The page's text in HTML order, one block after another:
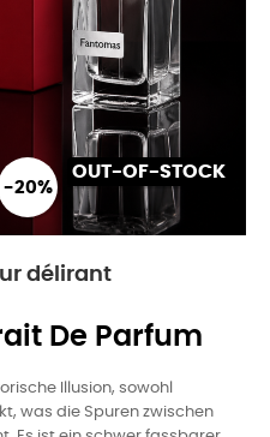
-20%
OUT-OF-STOCK
délirant
De Parfum
Illusion, sowohl
was die Spuren zwischen